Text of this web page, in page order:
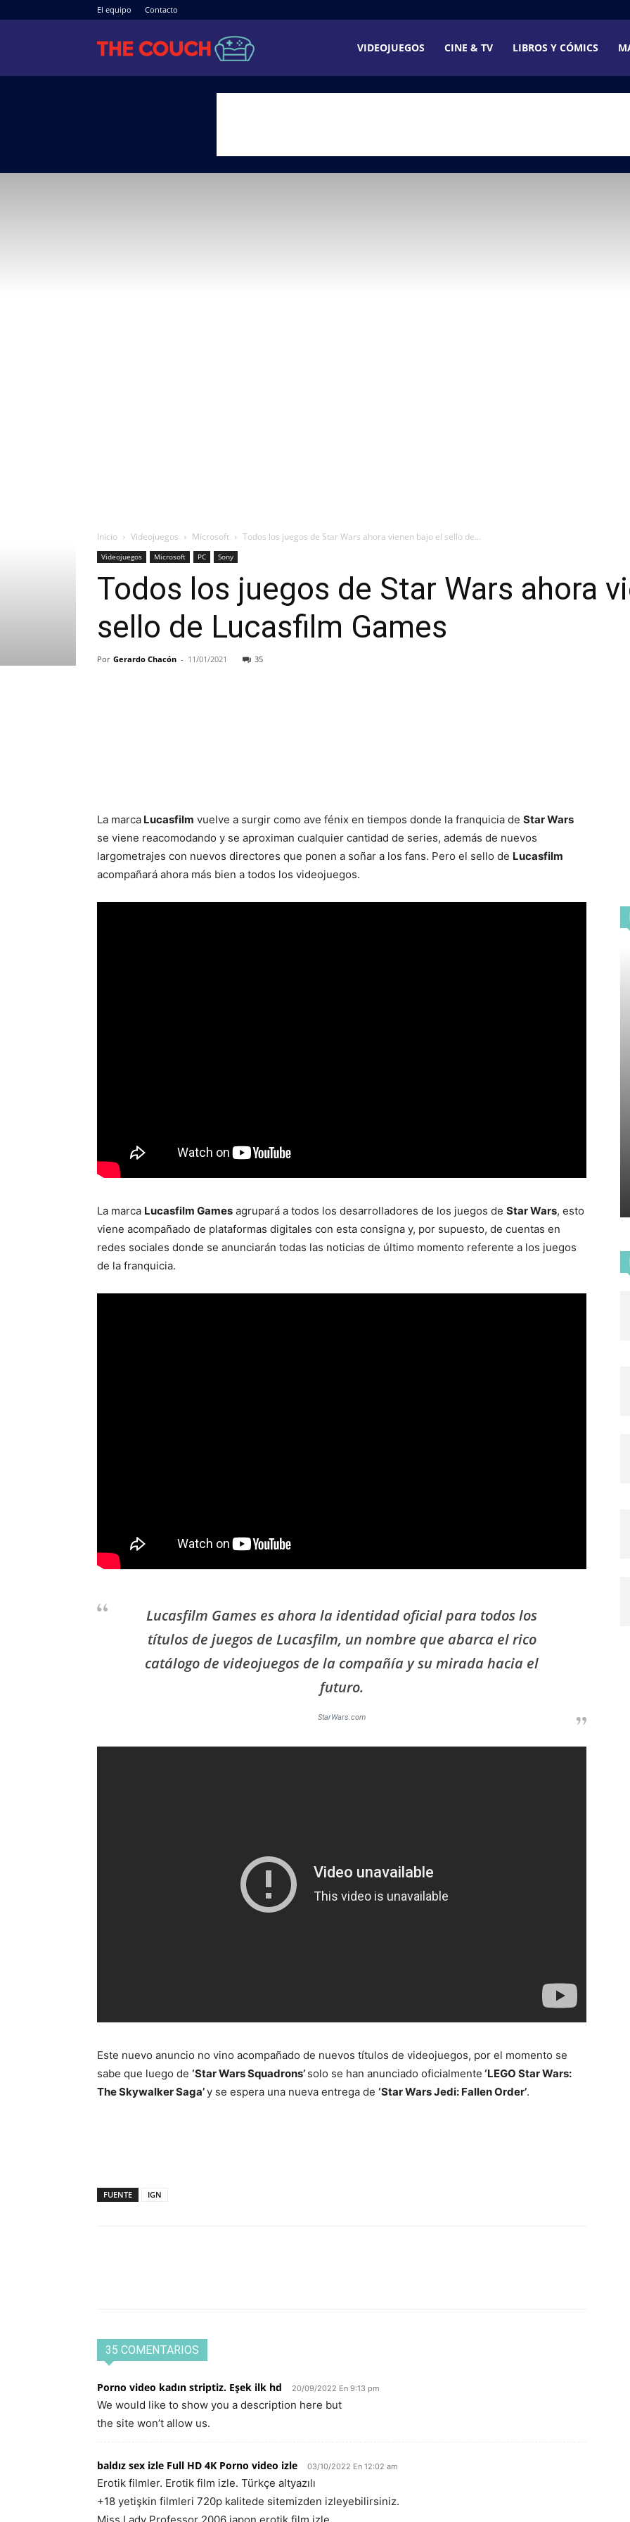
El equipo Contacto
The VIDEOJUEGOS CINE & TV LIBROS Y CÓMICS
Inicio Videojuegos Microsoft Todos los juegos de Star Wars ahora vienen bajo el sello de...
Videojuegos Microsoft PC Sony
Todos los juegos de Star Wars ahora
sello de Lucasfilm Games
Por Gerardo Chacón - 11/01/2021 35
La marca Lucasfilm vuelve a surgir como ave fénix en tiempos donde la franquicia de Star Wars
se viene reacomodando y se aproximan cualquier cantidad de series, además de nuevos
largometrajes con nuevos directores que ponen a soñar a los fans. Pero el sello de Lucasfilm
acompañará ahora más bien a todos los videojuegos.
La marca Lucasfilm Games agrupará a todos los desarrolladores de los juegos de Star Wars, esto
viene acompañado de plataformas digitales con esta consigna y, por supuesto, de cuentas en
redes sociales donde se anunciarán todas las noticias de último momento referente a los juegos
de la franquicia.
Lucasfilm Games es ahora la identidad oficial para todos los
títulos de juegos de Lucasfilm, un nombre que abarca el rico
catálogo de videojuegos de la compañía y su mirada hacia el
futuro.
StarWars.com
Este nuevo anuncio no vino acompañado de nuevos títulos de videojuegos, por el momento se
sabe que luego de ‘Star Wars Squadrons’ solo se han anunciado oficialmente ‘LEGO Star Wars:
The Skywalker Saga’y se espera una nueva entrega de ‘Star Wars Jedi: Fallen Order’.
FUENTE IGN
35 COMENTARIOS
Porno video kadın striptiz. Eşek ilk hd 20/09/2022 En 9:13 pm
We would like to show you a description here but
the site won’t allow us.
baldız sex izle Full HD 4K Porno video izle 03/10/2022 En 12:02 am
Erotik filmler. Erotik film izle. Türkçe altyazılı
+18 yetişkin filmleri 720p kalitede sitemizden izleyebilirsiniz.